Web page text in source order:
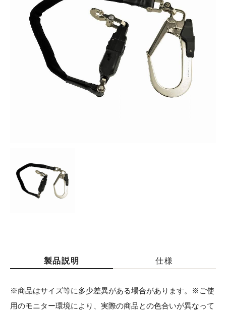
お知らせ
採用情報
製品説明 仕様
※商品はサイズ等に多少差異がある場合があります。※ご使
用のモニター環境により、実際の商品との色合いが異なって